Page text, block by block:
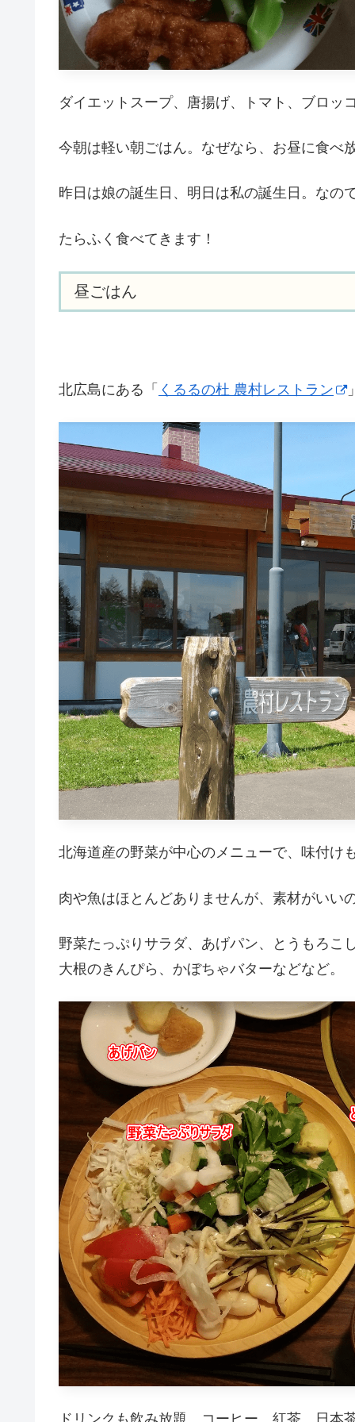
ダイエットスープ、唐揚げ、トマト、ブロッ
今朝は軽い朝ごはん。なぜなら、お昼に食べ
昨日は娘の誕生日、明日は私の誕生日。なの
たらふく食べてきます！
昼ごはん
北広島にある「 くるるの杜 農村レストラン
北海道産の野菜が中心のメニューで、味付け
肉や魚はほとんどありませんが、素材がいい
野菜たっぷりサラダ、あげパン、とうもろこ
大根のきんぴら、かぼちゃバターなどなど。
ドリンクも飲み放題。コーヒー、紅茶、日